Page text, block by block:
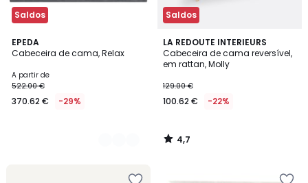
Saldos
EPEDA
Cabeceira de cama, Relax
A partir de
522.00 €
370.62 € -29%
3
Cores
Saldos
LA REDOUTE INTERIEURS
Cabeceira de cama reversível,
em rattan, Molly
129.00 €
100.62 € -22%
4,7
/ 5
4,7
/